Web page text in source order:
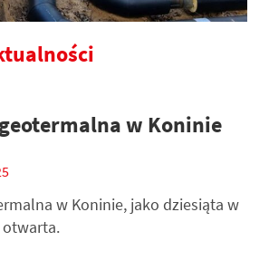
w Koninie
w Koninie, jako dziesiąta w
otwarta.